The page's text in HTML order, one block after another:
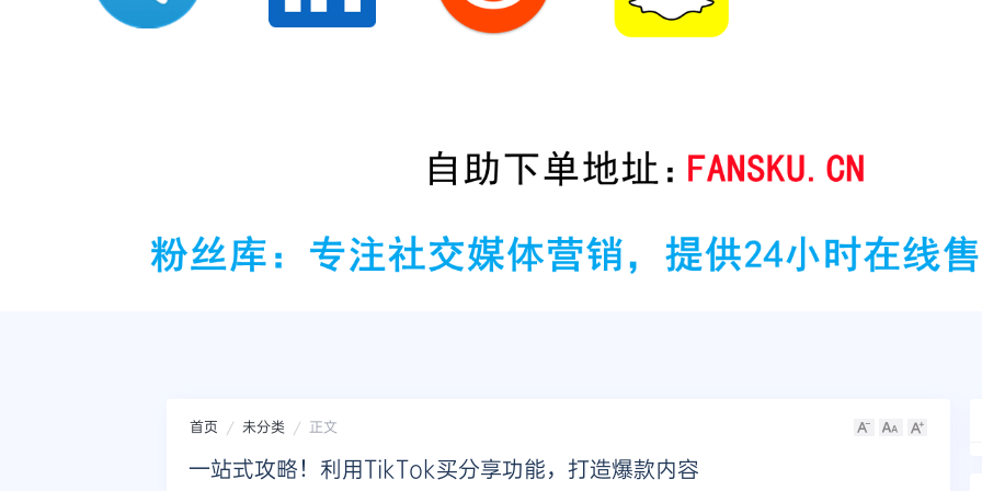
首页 未分类 正文
一站式攻略！利用TikTok买分享功能，打造爆款内容